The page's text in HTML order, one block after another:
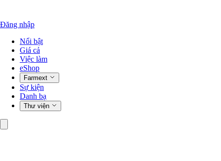
Đăng nhập
Nổi bật
Giá cả
Việc làm
eShop
Farmext
Sự kiện
Danh bạ
Thư viện